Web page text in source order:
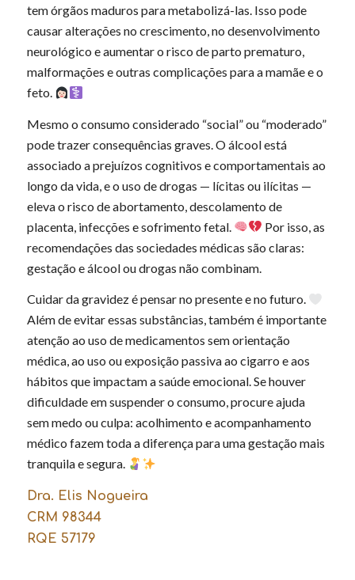
tem órgãos maduros para metabolizá-las. Isso pode
causar alterações no crescimento, no desenvolvimento
neurológico e aumentar o risco de parto prematuro,
malformações e outras complicações para a mamãe e o
feto.
Mesmo o consumo considerado “social” ou “moderado”
pode trazer consequências graves. O álcool está
associado a prejuízos cognitivos e comportamentais ao
longo da vida, e o uso de drogas — lícitas ou ilícitas —
eleva o risco de abortamento, descolamento de
placenta, infecções e sofrimento fetal.
Por isso, as
recomendações das sociedades médicas são claras:
gestação e álcool ou drogas não combinam.
Cuidar da gravidez é pensar no presente e no futuro.
Além de evitar essas substâncias, também é importante
atenção ao uso de medicamentos sem orientação
médica, ao uso ou exposição passiva ao cigarro e aos
hábitos que impactam a saúde emocional. Se houver
dificuldade em suspender o consumo, procure ajuda
sem medo ou culpa: acolhimento e acompanhamento
médico fazem toda a diferença para uma gestação mais
tranquila e segura.
Dra. Elis Nogueira
CRM 98344
RQE 57179